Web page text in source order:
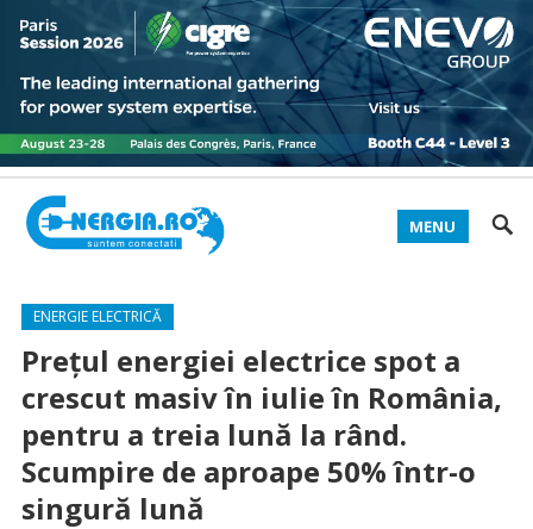
MENU
ENERGIE ELECTRICĂ
Prețul energiei electrice spot a
crescut masiv în iulie în România,
pentru a treia lună la rând.
Scumpire de aproape 50% într-o
singură lună